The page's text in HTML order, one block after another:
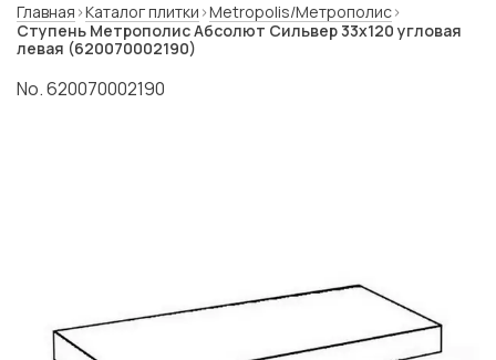
Главная Каталог плитки Metropolis/Метрополис
Ступень Метрополис Абсолют Сильвер 33x120 угловая
левая (620070002190)
No. 620070002190